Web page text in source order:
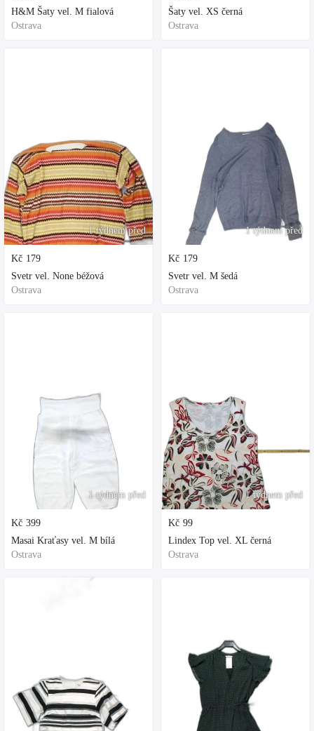
H&M Šaty vel. M fialová
Ostrava
1 týdnem před
Kč 179
Svetr vel. None béžová
Ostrava
1 týdnem před
Kč 399
Masai Kraťasy vel. M bílá
Ostrava
Šaty vel. XS černá
Ostrava
1 týdnem před
Kč 179
Svetr vel. M šedá
Ostrava
1 týdnem před
Kč 99
Lindex Top vel. XL černá
Ostrava